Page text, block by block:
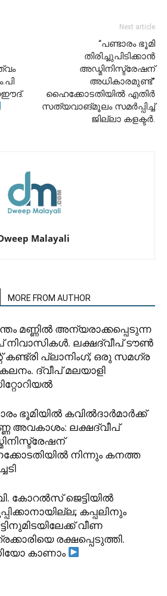
Next article
“പണ്ടാരം ഭൂമി
തിരിച്ചുപിടിക്കാൻ
അഡ്മിനിസ്ട്രേഷന്
അധികാരമുണ്ട്”
ഹൈക്കോടതിയിൽ എതിർ
സത്യവാങ്മൂലം സമർപ്പിച്ച്
ജില്ലാ കളക്ടർ.
Malayali
MORE FROM AUTHOR
മണ്ണിൽ അന്യരാക്കപ്പെടുന്ന
നിവാസികൾ. ലക്ഷദ്വീപ് ടൗൺ
കണ്ട്രി പ്ലാനിംഗ്; ഒരു സമഗ്ര
ദ്വീപ് മലയാളി
ഭൂമിയിൽ കവിൽദാർമാർക്ക്
അവകാശം: ലക്ഷദ്വീപ്
നിന്നും കനത്ത
കോറൽസ് ജെട്ടിയിൽ
കപ്പലിനും
വീണ
രക്ഷപ്പെടുത്തി.
കാണാം